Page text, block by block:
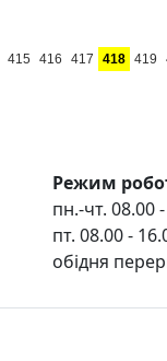
415 416 417 418 419
Режим
пн.-чт. 08.00
пт. 08.00 -
обідня